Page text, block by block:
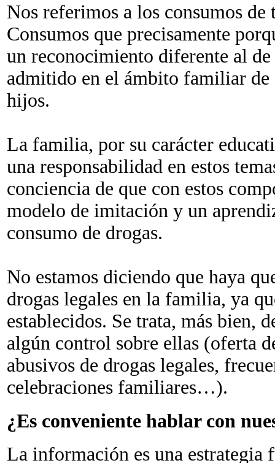
Nos referimos a los consumos
Consumos que precisamente
un reconocimiento diferente al de
admitido en el ámbito familiar
hijos.
La familia, por su carácter
una responsabilidad en estos
conciencia de que con estos
modelo de imitación y un
consumo de drogas.
No estamos diciendo que haya
drogas legales en la familia, ya
establecidos. Se trata, más bien,
algún control sobre ellas (oferta
abusivos de drogas legales,
celebraciones familiares…).
¿Es conveniente hablar con
La información es una estrategia